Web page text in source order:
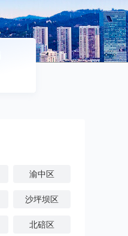
渝中区
沙坪坝区
北碚区